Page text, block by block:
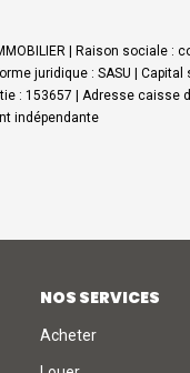
| Raison sociale :
juridique : SASU | Capital
: 153657 | Adresse caisse
indépendante
NOS SERVICES
Acheter